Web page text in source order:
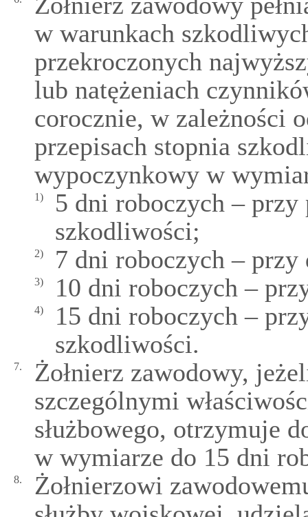
w warunkach
przekroczonych
lub natężeniach
corocznie, w zależności
przepisach stopnia
wypoczynkowy w
1)
5 dni roboczych –
szkodliwości;
2) 7 dni roboczych –
3) 10 dni roboczych –
4)
15 dni roboczych –
szkodliwości.
7.
Żołnierz zawodowy,
szczególnymi
służbowego, otrzymuje
w wymiarze do 15 dni
8.
Żołnierzowi